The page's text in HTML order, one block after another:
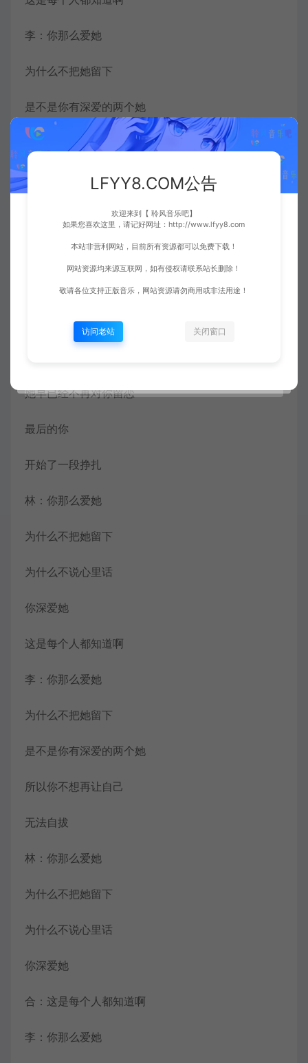
李：你那么爱她
为什么不把她留下
是不是你有深爱的两个她
所以你不想再让自己
无法自拔
去珍惜身边每个美好风景
只是它早已离去
她早已经不再对你留恋
最后的你
开始了一段挣扎
林：你那么爱她
为什么不把她留下
为什么不说心里话
你深爱她
这是每个人都知道啊
李：你那么爱她
为什么不把她留下
是不是你有深爱的两个她
所以你不想再让自己
无法自拔
林：你那么爱她
为什么不把她留下
为什么不说心里话
你深爱她
合：这是每个人都知道啊
李：你那么爱她
LFYY8.COM公告
欢迎来到【 聆风音乐吧】
如果您喜欢这里，请记好网址：http://www.lfyy8.com
本站非营利网站，目前所有资源都可以免费下载！
网站资源均来源互联网，如有侵权请联系站长删除！
敬请各位支持正版音乐，网站资源请勿商用或非法用途！
访问老站 关闭窗口